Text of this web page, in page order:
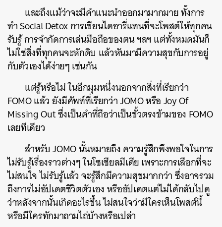
และถึงแม้ว่าจะมีคำแนะนำออกมามากมาย ทั้งการ
ทำ Social Detox การเขียนไดอารี่แทนที่จะโพสต์ให้ทุกคน
รับรู้ การจำกัดการเล่นมือถือของตน ฯลฯ แต่ทั้งหมดมันก็
ไม่ใช่สิ่งที่ทุกคนจะหักดิบ แล้วหันมามีความสุขกับการอยู่
กับตัวเองได้ง่ายๆ เช่นกัน
แต่รู้หรือไม่ ในอีกมุมหนึ่งนอกจากสิ่งที่เรียกว่า
FOMO แล้ว ยังมีศัพท์ที่เรียกว่า JOMO หรือ Joy Of
Missing Out ซึ่งเป็นคำที่ถือว่าเป็นขั้วตรงข้ามของ FOMO
เลยทีเดียว
สำหรับ JOMO นั้นหมายถึง ความรู้สึกพึงพอใจในการ
ไม่รับรู้เรื่องราวต่างๆ ในโซเชียลมีเดีย เพราะการเลือกที่จะ
ไม่สนใจ ไม่รับรู้แล้ว จะรู้สึกมีความสุขมากกว่า ซึ่งอาจรวม
ถึงการไม่อัปเดตชีวิตตัวเอง หรืออัปเดตแต่ไม่ได้กลับไปดู
ว่าหลังจากนั้นเกิดอะไรขึ้น ไม่สนใจว่ามีใครเห็นโพสต์นี้
หรือมีใครทักมาถามไถ่บ้างหรือเปล่า